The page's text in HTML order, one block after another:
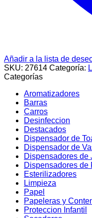
Añadir a la lista de
SKU: 27614 Categoría:
Categorías
Aromatizadores
Barras
Carros
Desinfeccion
Destacados
Dispensador de
Dispensador de
Dispensadores de
Dispensadores de
Esterilizadores
Limpieza
Papel
Papeleras y
Proteccion Infantil